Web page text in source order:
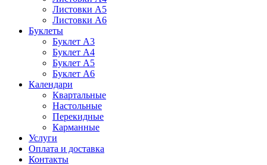
Листовки А5
Листовки А6
Буклеты
Буклет А3
Буклет А4
Буклет А5
Буклет А6
Календари
Квартальные
Настольные
Перекидные
Карманные
Услуги
Оплата и доставка
Контакты